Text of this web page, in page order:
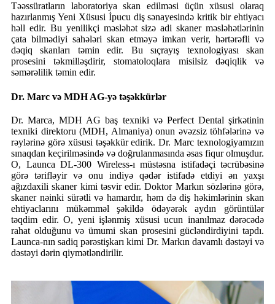
Təəssüratların laboratoriya skan edilməsi üçün xüsusi olaraq
hazırlanmış Yeni Xüsusi İpucu diş sənayesində kritik bir ehtiyacı
həll edir. Bu yenilikçi məsləhət sizə adi skaner məsləhətlərinin
çata bilmədiyi sahələri skan etməyə imkan verir, hərtərəfli və
dəqiq skanları təmin edir. Bu sıçrayış texnologiyası skan
prosesini təkmilləşdirir, stomatoloqlara misilsiz dəqiqlik və
səmərəlilik təmin edir.
Dr. Marc və MDH AG-yə təşəkkürlər
Dr. Marca, MDH AG baş texniki və Perfect Dental şirkətinin
texniki direktoru (MDH, Almaniya) onun əvəzsiz töhfələrinə və
rəylərinə görə xüsusi təşəkkür edirik. Dr. Marc texnologiyamızın
sınaqdan keçirilməsində və doğrulanmasında əsas fiqur olmuşdur.
O, Launca DL-300 Wireless-ı müstəsna istifadəçi təcrübəsinə
görə tərifləyir və onu indiyə qədər istifadə etdiyi ən yaxşı
ağızdaxili skaner kimi təsvir edir. Doktor Markın sözlərinə görə,
skaner nəinki sürətli və hamardır, həm də diş həkimlərinin skan
ehtiyaclarını mükəmməl şəkildə ödəyərək aydın görüntülər
təqdim edir. O, yeni işlənmiş xüsusi ucun inanılmaz dərəcədə
rahat olduğunu və ümumi skan prosesini gücləndirdiyini tapdı.
Launca-nın sadiq pərəstişkarı kimi Dr. Markın davamlı dəstəyi və
dəstəyi dərin qiymətləndirilir.